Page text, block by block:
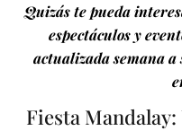
Quizás te pueda
espectáculos y
actualizada semana a
Fiesta